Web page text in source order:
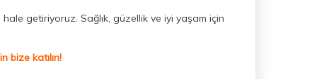
getiriyoruz. Sağlık, güzellik ve iyi yaşam için
bize katılın!